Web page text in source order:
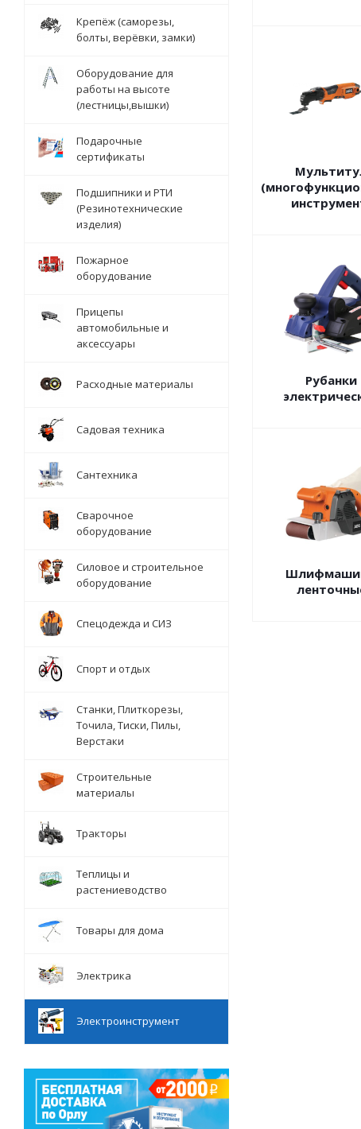
Рубанки
Крепёж (саморезы,
болты, верёвки, замки)
Оборудование для
работы на высоте
(лестницы,вышки)
Подарочные
сертификаты
Подшипники и РТИ
(Резинотехнические
изделия)
Пожарное
оборудование
Прицепы
автомобильные и
аксессуары
Расходные материалы
Садовая техника
Сантехника
Сварочное
оборудование
Силовое и строительное
оборудование
Спецодежда и СИЗ
Спорт и отдых
Станки, Плиткорезы,
Точила, Тиски, Пилы,
Верстаки
Строительные
материалы
Тракторы
Теплицы и
растениеводство
Товары для дома
Электрика
Электроинструмент